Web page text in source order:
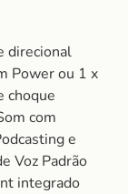
direcional
Power ou 1 x
choque
com
e
Voz Padrão
integrado